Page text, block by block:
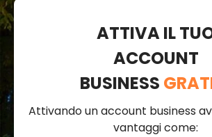
ATTIVA IL
ACCOUNT
BUSINESS
Attivando un account business
vantaggi come: